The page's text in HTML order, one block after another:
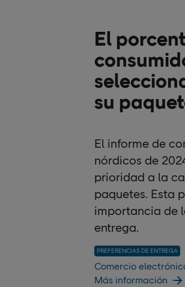
El
su
El informe de
nórdicos de
prioridad a la
paquetes. Esta
importancia de
entrega.
PREFERENCIAS DE ENTREGA
Comercio
Más información